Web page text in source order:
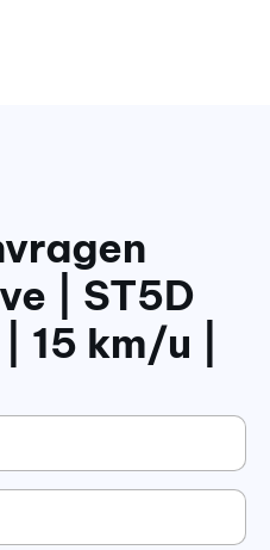
| ST5D
15 km/u |